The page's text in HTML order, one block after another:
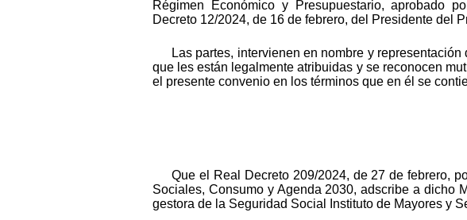
Régimen Económico y Presupuestario, aprobado
Decreto 12/2024, de 16 de febrero, del Presidente del
Las partes, intervienen en nombre y
que les están legalmente atribuidas y se reconocen
el presente convenio en los términos que en él se
Que el Real Decreto 209/2024, de 27 de febrero,
Sociales, Consumo y Agenda 2030, adscribe a dicho
gestora de la Seguridad Social Instituto de Mayores y